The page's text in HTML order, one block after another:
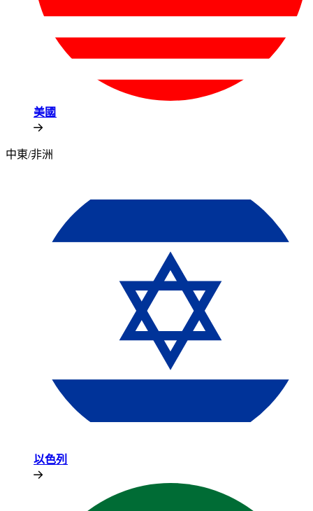
美國​​
中東/非洲​​
以色列​​